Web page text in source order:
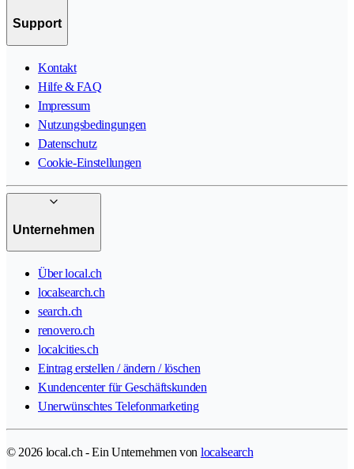
Support
Kontakt
Hilfe & FAQ
Impressum
Nutzungsbedingungen
Datenschutz
Cookie-Einstellungen
Unternehmen
Über local.ch
localsearch.ch
search.ch
renovero.ch
localcities.ch
Eintrag erstellen / ändern / löschen
Kundencenter für Geschäftskunden
Unerwünschtes Telefonmarketing
© 2026 local.ch - Ein Unternehmen von localsearch